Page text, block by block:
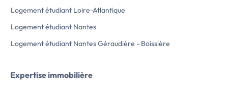
Logement étudiant Loire-Atlantique
Logement étudiant Nantes
Logement étudiant Nantes Géraudière - Boissière
Expertise immobilière